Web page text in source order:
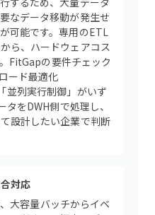
なデータ移動が発生せ
可能です。専用のETL
ら、ハードウェアコス
FitGapの要件チェック
ード最適化
並列実行制御」がいず
をDWH側で処理し、
設計したい企業で判断
対応
容量バッチからイベ